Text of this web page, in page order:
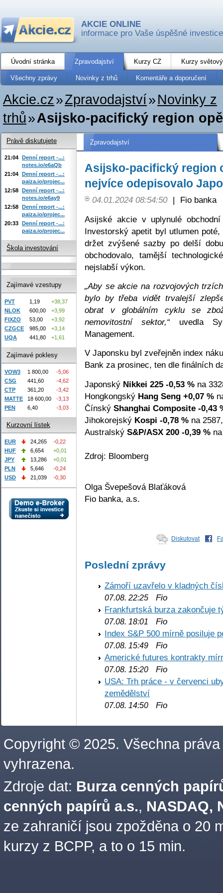
AKCIE ONLINE
informace pro Vaše úspěšné investice
Úvodní stránka Zpravodajství Kurzy CZ Kurzy
Všechny zprávy Novinky z trhů Komentáře a doporučení
Akcie.cz»Zpravodajství» Novinky z
trhů»Asijsko-pacifický region
Zpravodajství
Asijsko-pacifický region
nejvíce odepisovalo
04.01.2024 08:54:50 |
Fio banka
Asijské akcie v uplynulé
Investorský apetit byl utlumen
držet zvýšené sazby po delší
obchodovalo, tamější
nejslabší výkon.
„Aby se akcie na rozvojových
bylo by třeba vidět trvalejší
obrat v globálním cyklu se
nemovitostní sektor,“uvedla
Management.
V Japonsku byl zveřejněn index
Bank za prosinec, ten dle finálních
Japonský Nikkei 225 -0,53 % na
Hongkongský Hang Seng +0,07 %
Čínský Shanghai Composite -0,43
Jihokorejský Kospi -0,78 % na
Australský S&P/ASX 200 -0,39 %
Zdroj: Bloomberg
Olga Švepešová Blaťáková
Fio banka, a.s.
Diskutovat
Poslední zprávy
Zámoří uzavřelo v kladných
07.08. 22:25 Fio
Frankfurtská burza zakončuje
07.08. 18:01
Fio
Index S&P 500 mírně posiluje
07.08. 15:49 Fio
Americké futures kontrakty
07.08. 15:20 Fio
USA: Trh práce - v červenci
zemědělství
07.08. 14:50 Fio
Právě diskutujete
21:04 Denní report -...:
notes.io/e6aQb
21:04 Denní report -...:
paiza.io/projec...
12:58 Denní report -...:
notes.io/e6ay9
12:58 Denní report -...:
paiza.io/projec...
20:33 Denní report -...:
paiza.io/projec...
Škola investování
Zajímavé vzestupy
PVT 1,19
+38,37
NLOK
600,00
+3,99
FIXZO
53,00
+3,92
CZGCE
985,00
+3,14
UQA
441,80 +1,61
Zajímavé poklesy
VOW3 1 800,00
-5,06
CSG
441,60
-4,62
CTP
361,20
-3,42
MATTE
18 600,00
-3,13
PEN
6,40 -3,03
Kurzovní lístek
EUR 24,265
-0,22
HUF
6,654
+0,01
JPY
13,286
+0,01
PLN
5,646
-0,24
USD
21,039 -0,30
Copyright © 2025. Všechna práva
vyhrazena.
Zdroje dat: Burza cenných
cenných papírů a.s., NASDAQ,
ze zahraničí jsou zpožděna o 20
kurzy z BCPP, a to o 15 min.